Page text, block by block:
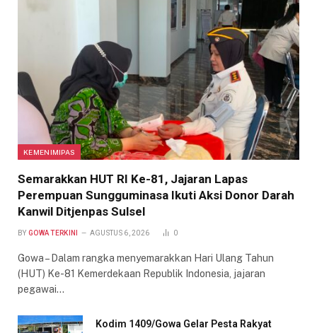
KEMENIMIPAS
Semarakkan HUT RI Ke-81, Jajaran Lapas
Perempuan Sungguminasa Ikuti Aksi Donor Darah
Kanwil Ditjenpas Sulsel
BY GOWA TERKINI AGUSTUS 6, 2026 0
Gowa – Dalam rangka menyemarakkan Hari Ulang Tahun
(HUT) Ke-81 Kemerdekaan Republik Indonesia, jajaran
pegawai…
Kodim 1409/Gowa Gelar Pesta Rakyat